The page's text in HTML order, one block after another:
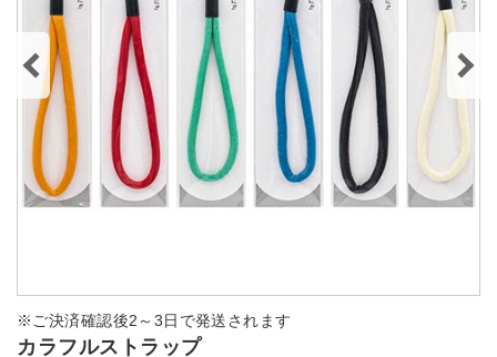
※ご決済確認後2～3日で発送されます
カラフルストラップ